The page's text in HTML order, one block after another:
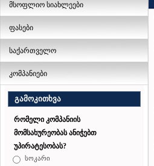
მსოფლიო სიახლეები
ფასები
საქართველო
კომპანიები
გამოკითხვა
რომელი კომპანიის
მომსახურეობას ანიჭებთ
უპირატესობას?
სოკარი